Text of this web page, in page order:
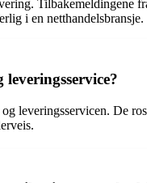
Tilbakemeldingene
i en netthandelsbransje.
leveringsservicen. De